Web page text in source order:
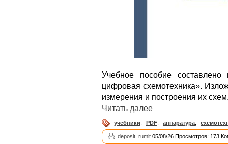
Учебное пособие
цифровая схемотехника».
измерения и построения их
Читать далее
учебники PDF аппаратура
deposit_rumit 05/08/26 Просмотров: 173